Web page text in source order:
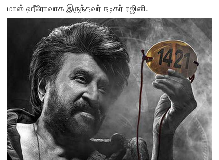
மாஸ் ஹீரோவாக இருந்தவர் நடிகர் ரஜினி.